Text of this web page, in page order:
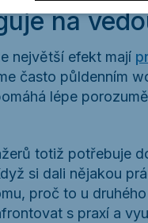
na
největší efekt mají
často půldenním
lépe
totiž potřebuje
si dali nějakou
proč to u
s praxí a